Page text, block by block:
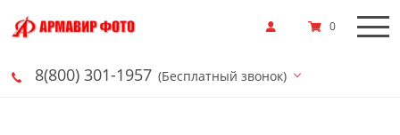
8(800) 301-1957 (Бесплатный звонок)
0